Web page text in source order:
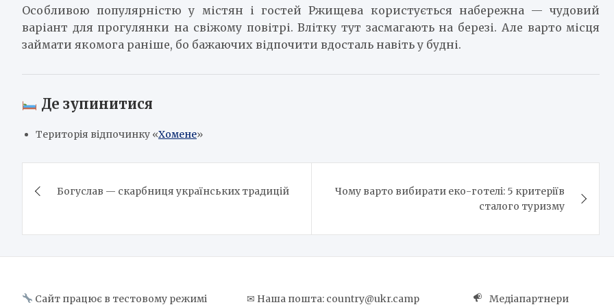
Особливою популярністю у містян і гостей Ржищева користується набережна — чудовий
варіант для прогулянки на свіжому повітрі. Влітку тут засмагають на березі. Але варто місця
займати якомога раніше, бо бажаючих відпочити вдосталь навіть у будні.
Де зупинитися
Територія відпочинку «Хомене»
записів
Богуслав — скарбниця українських традицій
Чому варто вибирати еко-готелі: 5 критеріїв
сталого туризму
Сайт працює в тестовому режимі ✉ Наша пошта: country@ukr.camp Медіапартнери